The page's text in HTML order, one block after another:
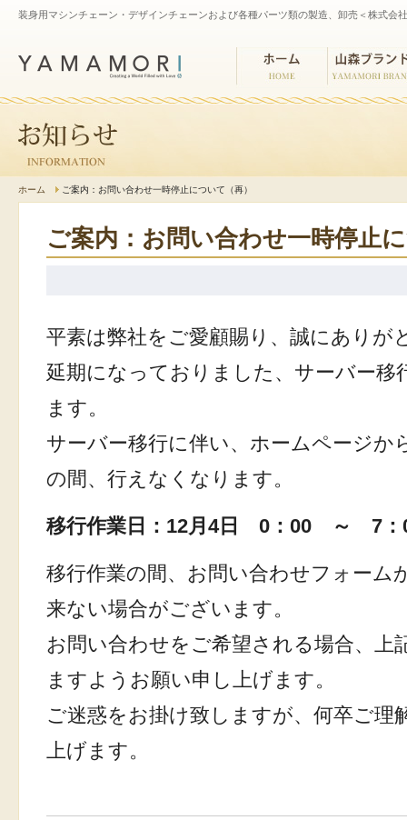
装身用マシンチェーン・デザインチェーンおよび各種パーツ類の製造、卸売＜株式会
ホーム 山森ブランド
ホーム ご案内：お問い合わせ一時停止について（再）
ご案内：お問い合わせ一時停止
平素は弊社をご愛顧賜り、誠にありが
延期になっておりました、サーバー移
ます。
サーバー移行に伴い、ホームページか
の間、行えなくなります。
移行作業日：12月4日 0：00 ～ 7：
移行作業の間、お問い合わせフォーム
来ない場合がございます。
お問い合わせをご希望される場合、上
ますようお願い申し上げます。
ご迷惑をお掛け致しますが、何卒ご理
上げます。